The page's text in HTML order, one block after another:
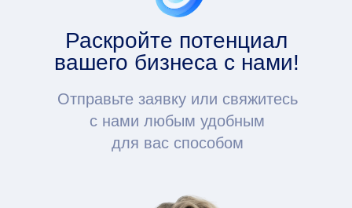
Отправьте заявку или свяжитесь
с нами любым удобным
для вас способом
Раскройте потенциал
вашего бизнеса с нами!